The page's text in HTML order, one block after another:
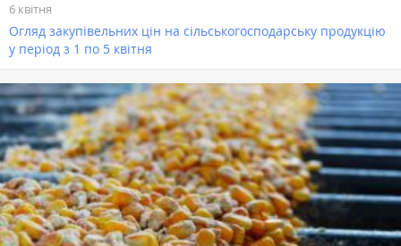
6 квітня
Огляд закупівельних цін на сільськогосподарську продукцію
у період з 1 по 5 квітня